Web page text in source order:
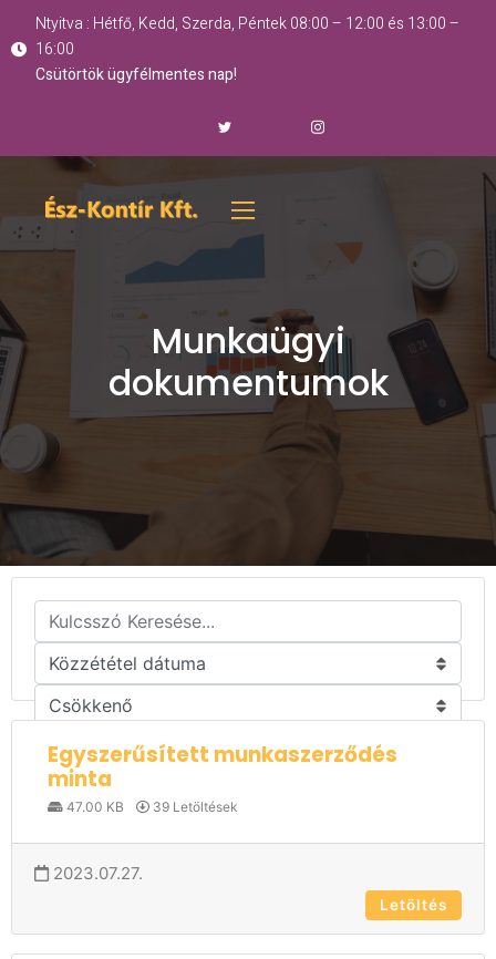
Ntyitva : Hétfő, Kedd, Szerda, Péntek 08:00 – 12:00 és 13:00 –
16:00
Csütörtök ügyfélmentes nap!
Munkaügyi
dokumentumok
Egyszerűsített munkaszerződés
minta
47.00 KB 39 Letöltések
2023.07.27.
Letöltés